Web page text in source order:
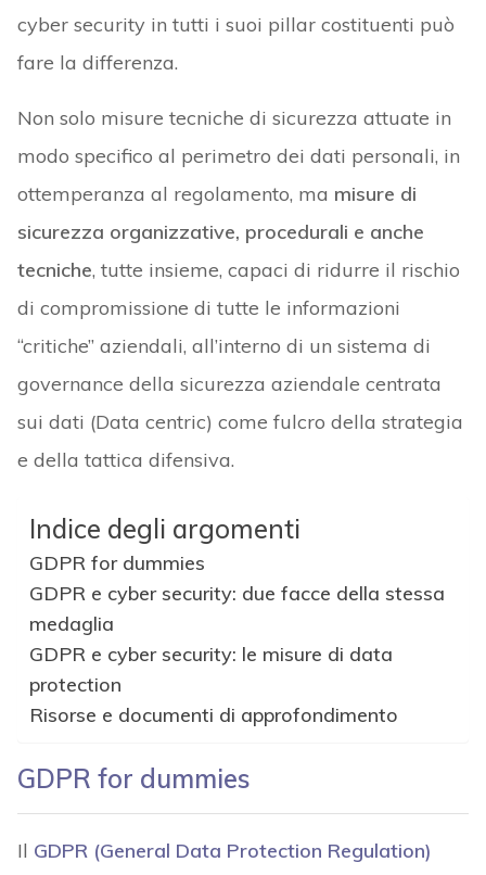
cyber security in tutti i suoi pillar costituenti può
fare la differenza.
Non solo misure tecniche di sicurezza attuate in
modo specifico al perimetro dei dati personali, in
ottemperanza al regolamento, ma misure di
sicurezza organizzative, procedurali e anche
tecniche, tutte insieme, capaci di ridurre il rischio
di compromissione di tutte le informazioni
“critiche” aziendali, all’interno di un sistema di
governance della sicurezza aziendale centrata
sui dati (Data centric) come fulcro della strategia
e della tattica difensiva.
Indice degli argomenti
GDPR for dummies
GDPR e cyber security: due facce della stessa
medaglia
GDPR e cyber security: le misure di data
protection
Risorse e documenti di approfondimento
GDPR for dummies
Il GDPR (General Data Protection Regulation)